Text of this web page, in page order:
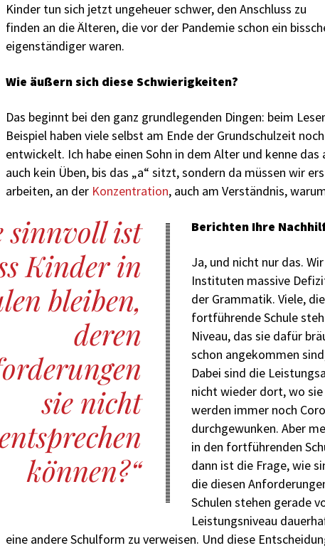
Kinder tun sich jetzt ungeheuer schwer, den Anschluss zu
finden an die Älteren, die vor der Pandemie schon ein
eigenständiger waren.
Wie äußern sich diese Schwierigkeiten?
Das beginnt bei den ganz grundlegenden Dingen: beim
Beispiel haben viele selbst am Ende der Grundschulzeit
entwickelt. Ich habe einen Sohn in dem Alter und kenne
auch kein Üben, bis das „a“ sitzt, sondern da müssen wir
arbeiten, an der Konzentration, auch am Verständnis,
sinnvoll ist
Kinder in
bleiben,
deren
sie nicht
können?
Berichten Ihre
Ja, und nicht nur das.
Instituten massive
der Grammatik. Viele,
fortführende Schule
Niveau, das sie dafür
schon angekommen
Dabei sind die
nicht wieder dort, wo
werden immer noch
durchgewunken. Aber
in den fortführenden
dann ist die Frage, wie
die diesen
Schulen stehen gerade
Leistungsniveau
eine andere Schulform zu verweisen. Und diese